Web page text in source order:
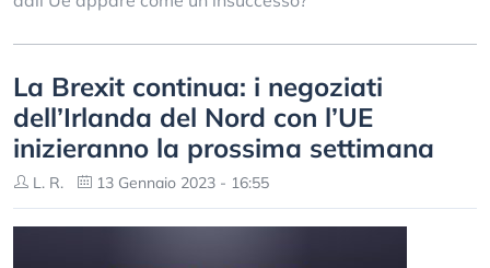
La Brexit continua: i negoziati
dell’Irlanda del Nord con l’UE
inizieranno la prossima settimana
L. R. 13 Gennaio 2023 - 16:55